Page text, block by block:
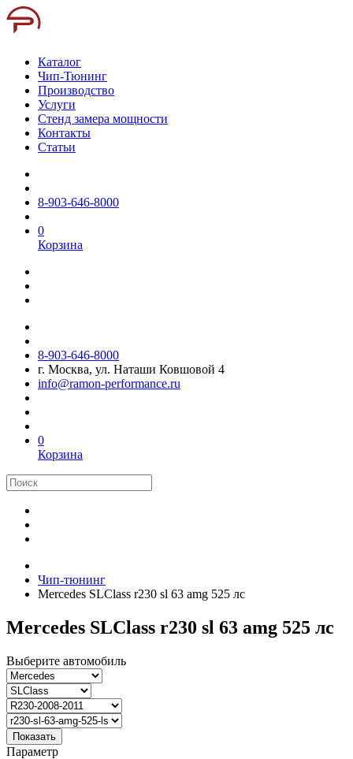
Каталог
Чип-Тюнинг
Производство
Услуги
Стенд замера мощности
Контакты
Статьи
8-903-646-8000
0
Корзина
8-903-646-8000
г. Москва, ул. Наташи Ковшовой 4
info@ramon-performance.ru
0
Корзина
Чип-тюнинг
Mercedes SLClass r230 sl 63 amg 525 лс
Mercedes SLClass r230 sl 63 amg 525 лс
Выберите автомобиль
Показать
Параметр